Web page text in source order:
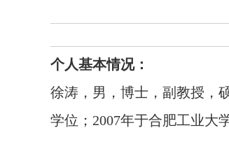
个人基本情况：
徐涛，男，博士，副教授，
学位；2007年于合肥工业大